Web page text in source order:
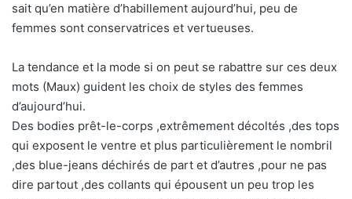
sait qu’en matière d’habillement aujourd’hui, peu de
femmes sont conservatrices et vertueuses.
La tendance et la mode si on peut se rabattre sur ces deux
mots (Maux) guident les choix de styles des femmes
d’aujourd’hui.
Des bodies prêt-le-corps ,extrêmement décoltés ,des tops
qui exposent le ventre et plus particulièrement le nombril
,des blue-jeans déchirés de part et d’autres ,pour ne pas
dire partout ,des collants qui épousent un peu trop les